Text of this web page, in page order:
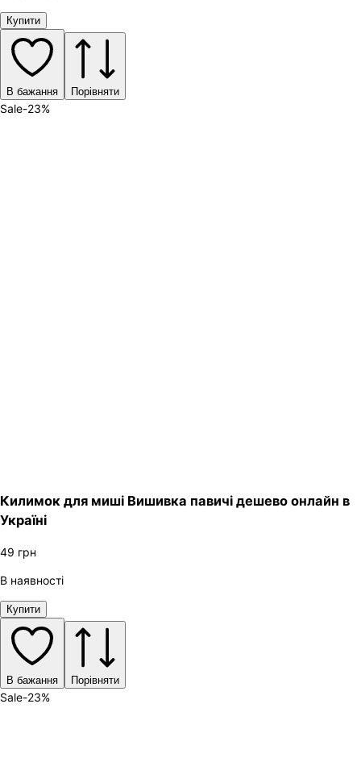
Купити
В бажання Порівняти
Sale-23%
Килимок для миші Вишивка павичі дешево онлайн в
Україні
49 грн
В наявності
Купити
В бажання Порівняти
Sale-23%